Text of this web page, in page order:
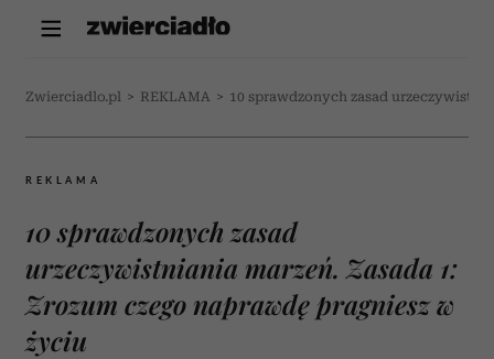
Zwierciadlo.pl > REKLAMA > 10 sprawdzonych zasad
REKLAMA
10 sprawdzonych zasad
urzeczywistniania marzeń. Zasada 1:
Zrozum czego naprawdę pragniesz w
życiu